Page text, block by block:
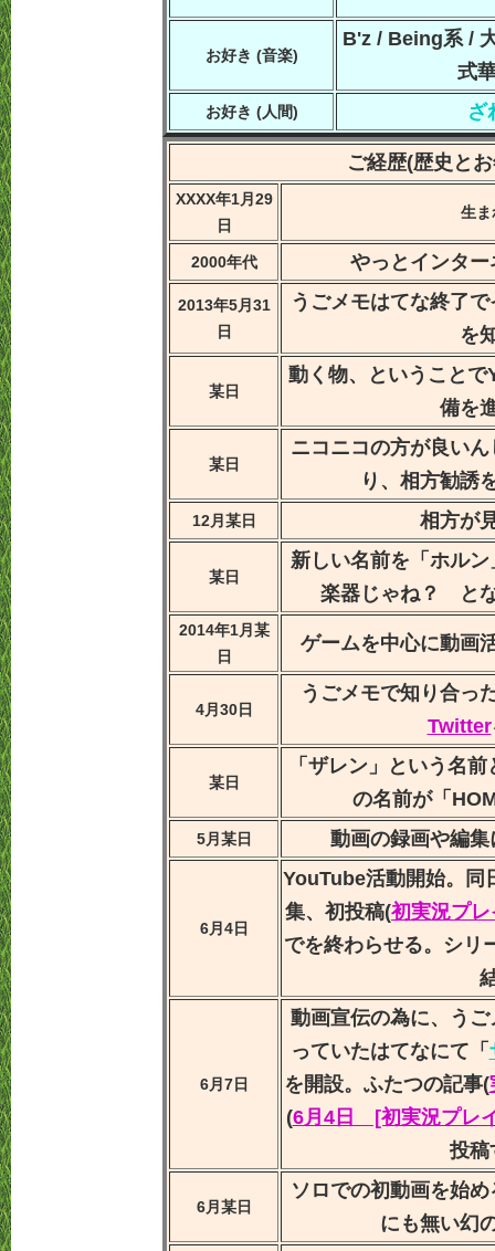
お好き (音楽)
B'z / Being系 /
式
お好き (人間) ざ
ご経歴(歴史と
XXXX年1月29
日
生ま
2000年代 やっとインタ
2013年5月31
日
うごメモはてな終了
を
某日
動く物、ということ
備を
某日
ニコニコの方が良い
り、相方勧誘
12月某日 相方が
某日
新しい名前を「ホル
楽器じゃね？ と
2014年1月某
日
ゲームを中心に動画
4月30日
うごメモで知り合っ
Twitter
某日
「ザレン」という名
の名前が「
5月某日 動画の録画や編
6月4日
YouTube活動開始。同
集、初投稿(初実況プ
でを終わらせる。シリ
6月7日
動画宣伝の為に、う
っていたはてなにて「
を開設。ふたつの記事(
(6月4日 [初実況プレ
投稿
6月某日
ソロでの初動画を始
にも無い幻